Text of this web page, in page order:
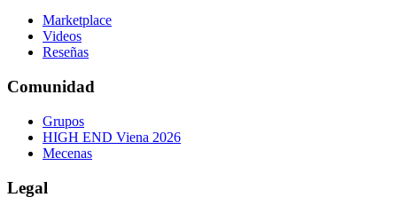
Marketplace
Videos
Reseñas
Comunidad
Grupos
HIGH END Viena 2026
Mecenas
Legal